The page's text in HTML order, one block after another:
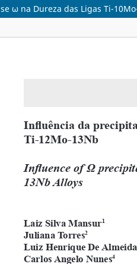
ω na Dureza das Ligas Ti-